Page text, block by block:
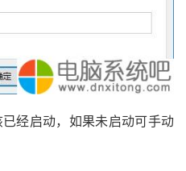
经启动，如果未启动可手动